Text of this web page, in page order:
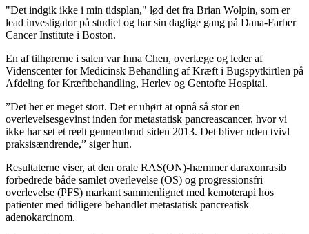
"Det indgik ikke i min tidsplan," lød det fra Brian Wolpin, som er
lead investigator på studiet og har sin daglige gang på Dana-Farber
Cancer Institute i Boston.
En af tilhørerne i salen var Inna Chen, overlæge og leder af
Videnscenter for Medicinsk Behandling af Kræft i Bugspytkirtlen på
Afdeling for Kræftbehandling, Herlev og Gentofte Hospital.
”Det her er meget stort. Det er uhørt at opnå så stor en
overlevelsesgevinst inden for metastatisk pancreascancer, hvor vi
ikke har set et reelt gennembrud siden 2013. Det bliver uden tvivl
praksisændrende,” siger hun.
Resultaterne viser, at den orale RAS(ON)-hæmmer daraxonrasib
forbedrede både samlet overlevelse (OS) og progressionsfri
overlevelse (PFS) markant sammenlignet med kemoterapi hos
patienter med tidligere behandlet metastatisk pancreatisk
adenokarcinom.